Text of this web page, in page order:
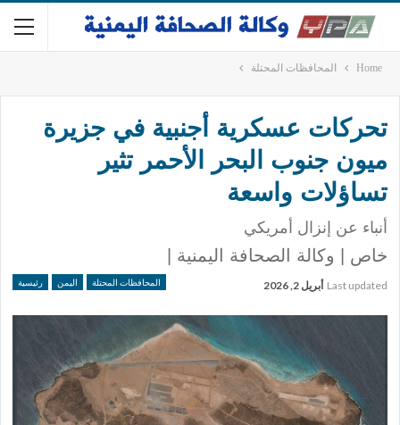
Home المحافظات المحتلة
تحركات عسكرية أجنبية في جزيرة
ميون جنوب البحر الأحمر تثير
تساؤلات واسعة
أنباء عن إنزال أمريكي
خاص | وكالة الصحافة اليمنية |
المحافظات المحتلة اليمن رئيسية Last updated أبريل 2, 2026